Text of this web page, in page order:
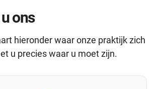
ons
hieronder waar onze praktijk zich
u precies waar u moet zijn.